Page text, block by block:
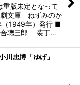
重版未定となって
劇文庫 ねずみのか
（1949年）発行 ■
合聰三郎 装丁…
川忠博「ゆげ」